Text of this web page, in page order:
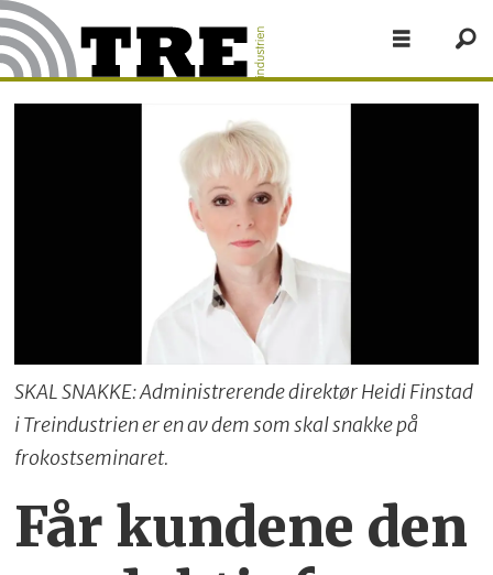
SKAL SNAKKE: Administrerende direktør Heidi Finstad
i Treindustrien er en av dem som skal snakke på
frokostseminaret.
Får kundene den